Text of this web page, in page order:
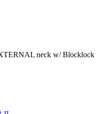
neck w/ Blocklock